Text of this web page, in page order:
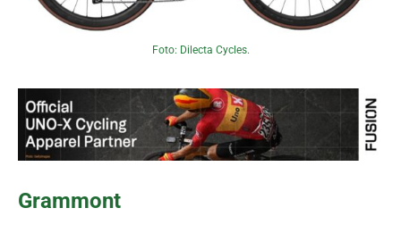
Foto: Dilecta Cycles.
Grammont